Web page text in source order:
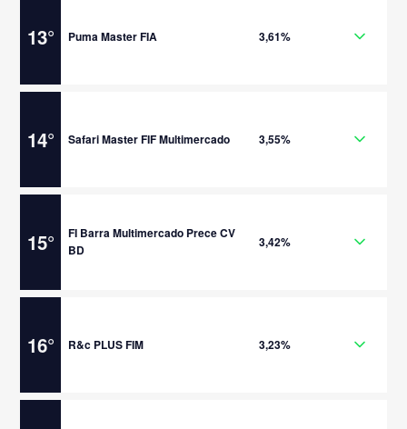
13° Puma Master FIA 3,61%
14° Safari Master FIF Multimercado 3,55%
15°
FI Barra Multimercado Prece CV
BD
3,42%
16° R&c PLUS FIM 3,23%